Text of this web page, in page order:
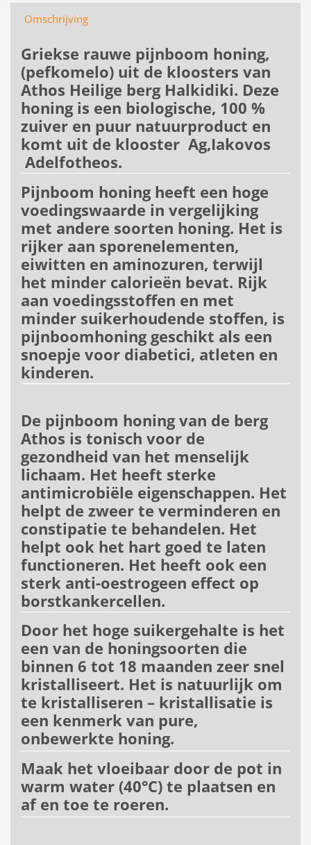
Omschrijving
Griekse rauwe pijnboom honing,
(pefkomelo) uit de kloosters van
Athos Heilige berg Halkidiki. Deze
honing is een biologische, 100 %
zuiver en puur natuurproduct en
komt uit de klooster Ag,Iakovos
Adelfotheos.
Pijnboom honing heeft een hoge
voedingswaarde in vergelijking
met andere soorten honing. Het is
rijker aan sporenelementen,
eiwitten en aminozuren, terwijl
het minder calorieën bevat. Rijk
aan voedingsstoffen en met
minder suikerhoudende stoffen, is
pijnboomhoning geschikt als een
snoepje voor diabetici, atleten en
kinderen.
De pijnboom honing van de berg
Athos is tonisch voor de
gezondheid van het menselijk
lichaam. Het heeft sterke
antimicrobiële eigenschappen. Het
helpt de zweer te verminderen en
constipatie te behandelen. Het
helpt ook het hart goed te laten
functioneren. Het heeft ook een
sterk anti-oestrogeen effect op
borstkankercellen.
Door het hoge suikergehalte is het
een van de honingsoorten die
binnen 6 tot 18 maanden zeer snel
kristalliseert. Het is natuurlijk om
te kristalliseren – kristallisatie is
een kenmerk van pure,
onbewerkte honing.
Maak het vloeibaar door de pot in
warm water (40°C) te plaatsen en
af ​​en toe te roeren.